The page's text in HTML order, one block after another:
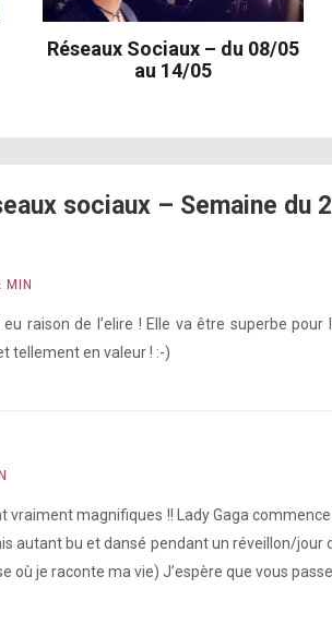
Réseaux Sociaux – du 08/05
au 14/05
sociaux – Semaine du
MIN
raison de l’elire ! Elle va être superbe pour
tellement en valeur ! :-)
vraiment magnifiques !! Lady Gaga
autant bu et dansé pendant un réveillon/jour
où je raconte ma vie) J’espère que vous